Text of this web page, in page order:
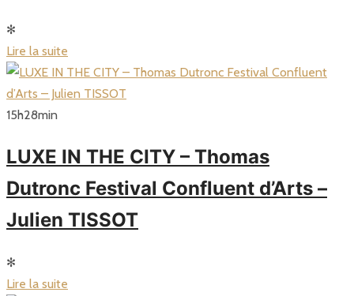
✻
Lire la suite
15h28min
LUXE IN THE CITY – Thomas
Dutronc Festival Confluent d’Arts –
Julien TISSOT
✻
Lire la suite